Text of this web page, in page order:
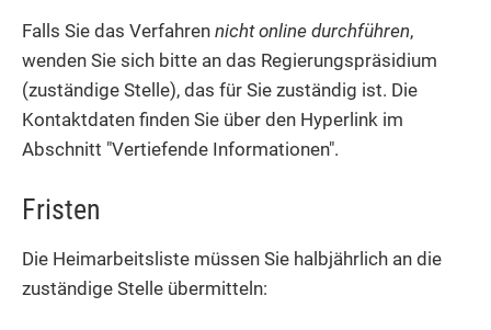
Falls Sie das Verfahren nicht online durchführen,
wenden Sie sich bitte an das Regierungspräsidium
(zuständige Stelle), das für Sie zuständig ist. Die
Kontaktdaten finden Sie über den Hyperlink im
Abschnitt "Vertiefende Informationen".
Fristen
Die Heimarbeitsliste müssen Sie halbjährlich an die
zuständige Stelle übermitteln: